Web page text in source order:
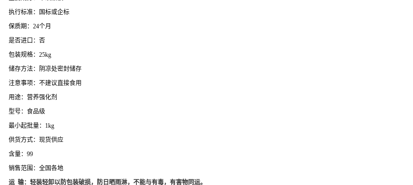
执行标准：国标或企标
保质期：24个月
是否进口：否
包装规格：25kg
储存方法：阴凉处密封储存
注意事项：不建议直接食用
用途：营养强化剂
型号：食品级
最小起批量：1kg
供货方式：现货供应
含量：99
销售范围：全国各地
运 输：轻装轻卸以防包装破损，防日晒雨淋，不能与有毒，有害物同运。